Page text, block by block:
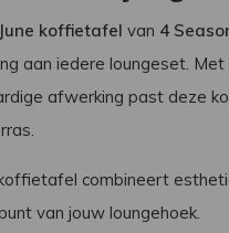
koffietafel van 4
aan iedere loungeset.
afwerking past deze
combineert
van jouw loungehoek.